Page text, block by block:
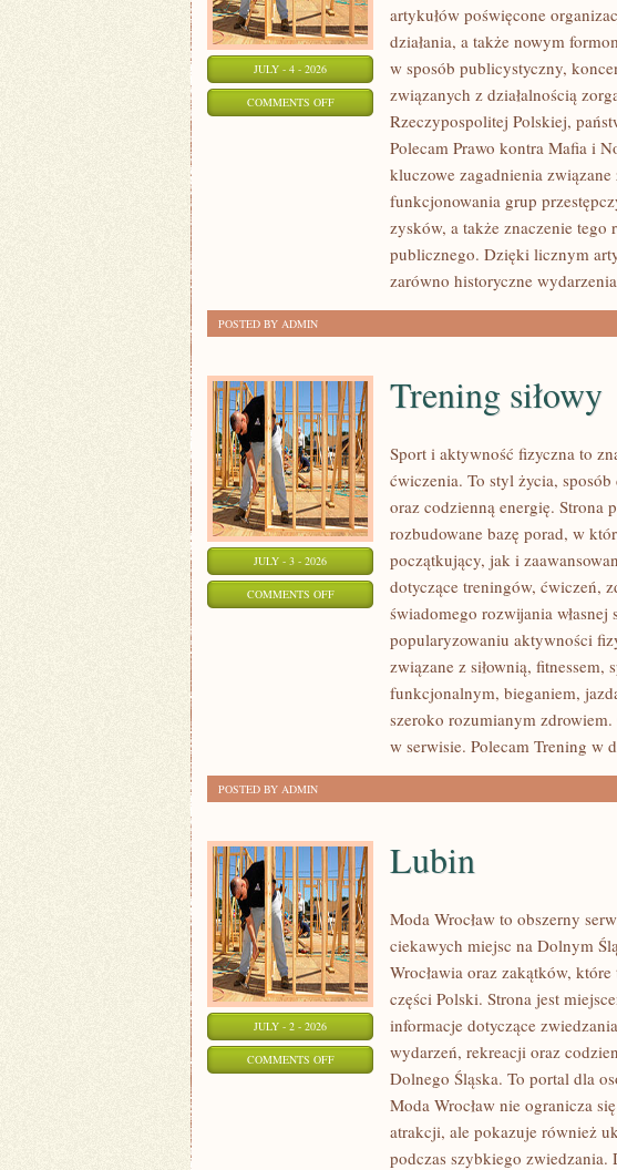
JULY - 4 - 2026
COMMENTS OFFON
TAJEMNICE
NIEWYJAŚNIONE
artykułów poświęcone
działania, a także nowym
w sposób publicystyczny,
związanych z działalnością
Rzeczypospolitej Polskiej,
Polecam Prawo kontra Mafia i
kluczowe zagadnienia
funkcjonowania grup
zysków, a także znaczenie tego
publicznego. Dzięki licznym
zarówno historyczne
POSTED BY ADMIN
JULY - 3 - 2026
COMMENTS OFFON
Trening siłowy
Sport i aktywność fizyczna to
ćwiczenia. To styl życia,
oraz codzienną energię. Strona
rozbudowane bazę porad, w
początkujący, jak i
dotyczące treningów, ćwiczeń,
świadomego rozwijania
popularyzowaniu aktywności
związane z siłownią,
funkcjonalnym, bieganiem,
szeroko rozumianym
w serwisie. Polecam Trening w
POSTED BY ADMIN
JULY - 2 - 2026
COMMENTS OFFON
Lubin
Moda Wrocław to obszerny
ciekawych miejsc na Dolnym
Wrocławia oraz zakątków,
części Polski. Strona jest
informacje dotyczące
wydarzeń, rekreacji oraz
Dolnego Śląska. To portal dla
Moda Wrocław nie ogranicza
atrakcji, ale pokazuje również
podczas szybkiego